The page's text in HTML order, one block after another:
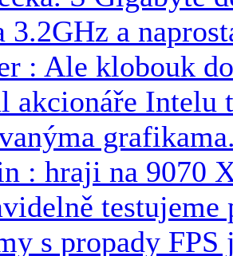
3.2GHz a
: Ale klobouk
akcionáře Intelu
: hraji na 9070
testujeme
s propady FPS